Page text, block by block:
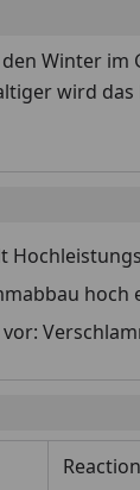
Winter
wird das
vor: